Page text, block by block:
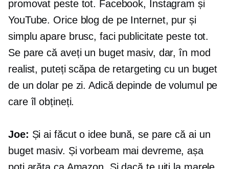
promovat peste tot. Facebook, Instagram și
YouTube. Orice blog de pe Internet, pur și
simplu apare brusc, faci publicitate peste tot.
Se pare că aveți un buget masiv, dar, în mod
realist, puteți scăpa de retargeting cu un buget
de un dolar pe zi. Adică depinde de volumul pe
care îl obțineți.
Joe: Și ai făcut o idee bună, se pare că ai un
buget masiv. Și vorbeam mai devreme, așa